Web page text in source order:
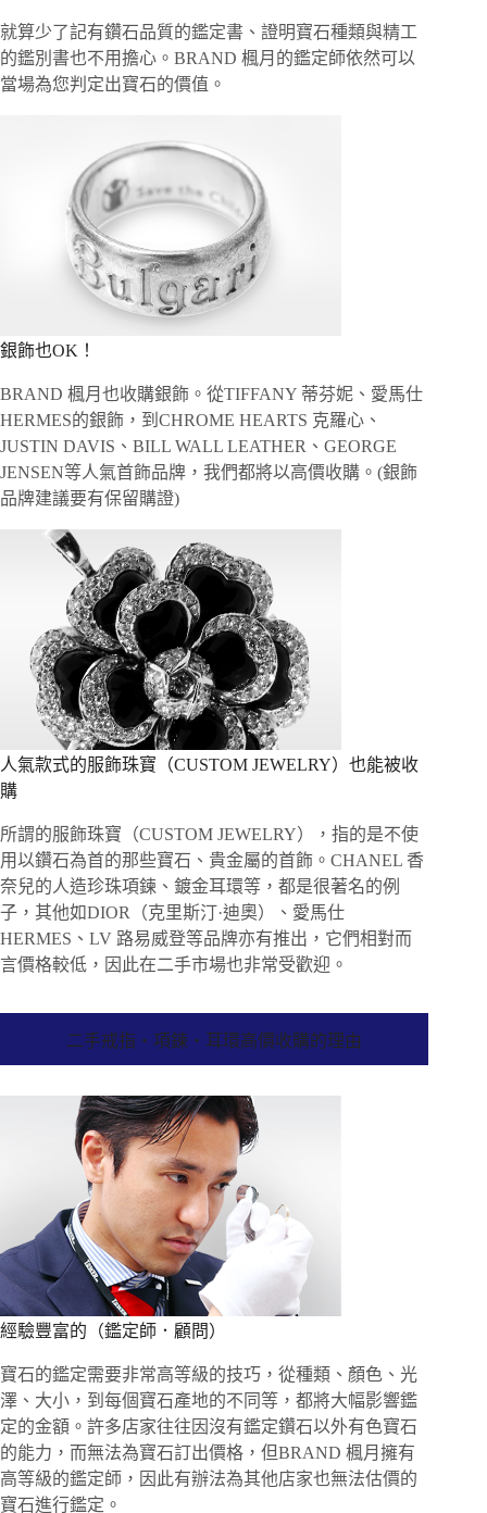
就算少了記有鑽石品質的鑑定書、證明寶石種類與精工
的鑑別書也不用擔心。BRAND 楓月的鑑定師依然可以
當場為您判定出寶石的價值。
銀飾也OK！
BRAND 楓月也收購銀飾。從TIFFANY 蒂芬妮、愛馬仕
HERMES的銀飾，到CHROME HEARTS 克羅心、
JUSTIN DAVIS、BILL WALL LEATHER、GEORGE
JENSEN等人氣首飾品牌，我們都將以高價收購。(銀飾
品牌建議要有保留購證)
人氣款式的服飾珠寶（CUSTOM JEWELRY）也能被收
購
所謂的服飾珠寶（CUSTOM JEWELRY），指的是不使
用以鑽石為首的那些寶石、貴金屬的首飾。CHANEL 香
奈兒的人造珍珠項鍊、鍍金耳環等，都是很著名的例
子，其他如DIOR（克里斯汀·迪奧）、愛馬仕
HERMES、LV 路易威登等品牌亦有推出，它們相對而
言價格較低，因此在二手市場也非常受歡迎。
二手戒指・項鍊・耳環高價收購的理由
經驗豐富的（鑑定師．顧問）
寶石的鑑定需要非常高等級的技巧，從種類、顏色、光
澤、大小，到每個寶石產地的不同等，都將大幅影響鑑
定的金額。許多店家往往因沒有鑑定鑽石以外有色寶石
的能力，而無法為寶石訂出價格，但BRAND 楓月擁有
高等級的鑑定師，因此有辦法為其他店家也無法估價的
寶石進行鑑定。